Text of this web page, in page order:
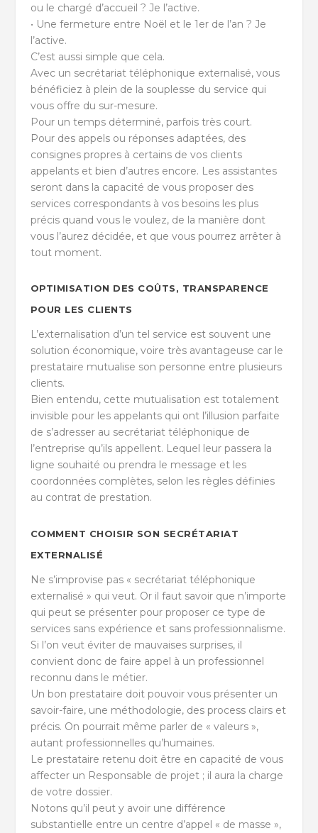
ou le chargé d’accueil ? Je l’active.
• Une fermeture entre Noël et le 1er de l’an ? Je
l’active.
C’est aussi simple que cela.
Avec un secrétariat téléphonique externalisé, vous
bénéficiez à plein de la souplesse du service qui
vous offre du sur-mesure.
Pour un temps déterminé, parfois très court.
Pour des appels ou réponses adaptées, des
consignes propres à certains de vos clients
appelants et bien d’autres encore. Les assistantes
seront dans la capacité de vous proposer des
services correspondants à vos besoins les plus
précis quand vous le voulez, de la manière dont
vous l’aurez décidée, et que vous pourrez arrêter à
tout moment.
OPTIMISATION DES COÛTS, TRANSPARENCE
POUR LES CLIENTS
L’externalisation d’un tel service est souvent une
solution économique, voire très avantageuse car le
prestataire mutualise son personne entre plusieurs
clients.
Bien entendu, cette mutualisation est totalement
invisible pour les appelants qui ont l’illusion parfaite
de s’adresser au secrétariat téléphonique de
l’entreprise qu’ils appellent. Lequel leur passera la
ligne souhaité ou prendra le message et les
coordonnées complètes, selon les règles définies
au contrat de prestation.
COMMENT CHOISIR SON SECRÉTARIAT
EXTERNALISÉ
Ne s’improvise pas « secrétariat téléphonique
externalisé » qui veut. Or il faut savoir que n’importe
qui peut se présenter pour proposer ce type de
services sans expérience et sans professionnalisme.
Si l’on veut éviter de mauvaises surprises, il
convient donc de faire appel à un professionnel
reconnu dans le métier.
Un bon prestataire doit pouvoir vous présenter un
savoir-faire, une méthodologie, des process clairs et
précis. On pourrait même parler de « valeurs »,
autant professionnelles qu’humaines.
Le prestataire retenu doit être en capacité de vous
affecter un Responsable de projet ; il aura la charge
de votre dossier.
Notons qu’il peut y avoir une différence
substantielle entre un centre d’appel « de masse »,